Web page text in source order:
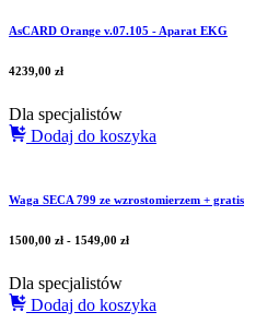
AsCARD Orange v.07.105 - Aparat EKG
4239,00 zł
Dla specjalistów
Dodaj do koszyka
Waga SECA 799 ze wzrostomierzem + gratis
1500,00 zł - 1549,00 zł
Dla specjalistów
Dodaj do koszyka